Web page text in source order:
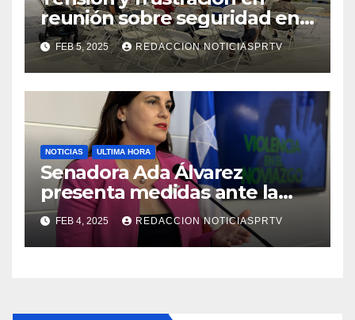
reunión sobre seguridad en
Reparto Metropolitano
FEB 5, 2025 REDACCION NOTICIASPRTV
NOTICIAS ULTIMA HORA
Senadora Ada Álvarez
presenta medidas ante la
violencia en el noviazgo
FEB 4, 2025 REDACCION NOTICIASPRTV